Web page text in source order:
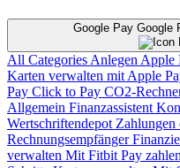
Google Pay
All Categories Anlegen Apple
Karten verwalten mit Apple
Pay Click to Pay CO2-
Allgemein Finanzassistent
Wertschriftendepot Zahlungen
Rechnungsempfänger
verwalten Mit Fitbit Pay zahlen